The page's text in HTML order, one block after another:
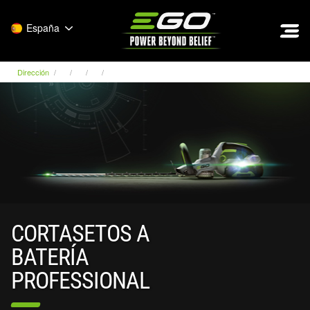
España
Dirección
CORTASETOS A
BATERÍA
PROFESSIONAL